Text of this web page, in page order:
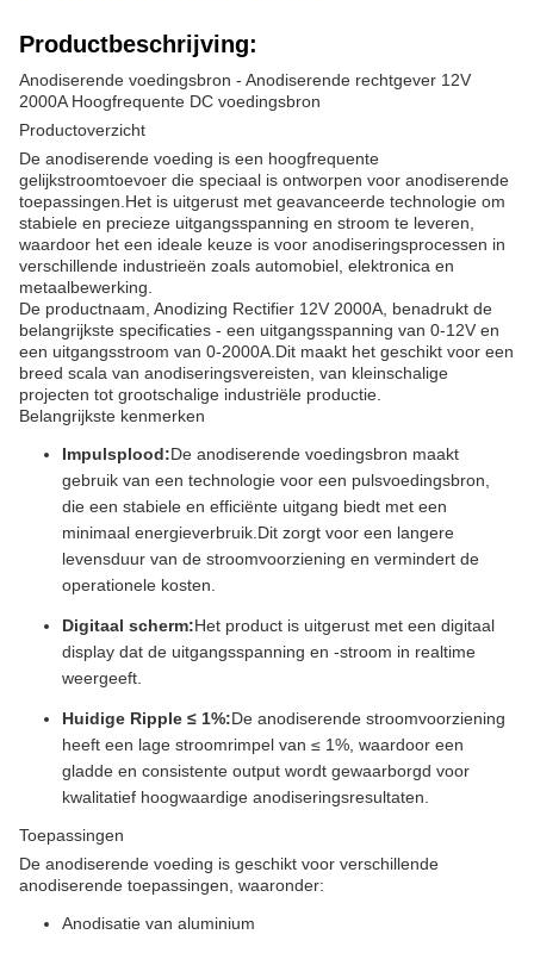
Productbeschrijving:
Anodiserende voedingsbron - Anodiserende rechtgever 12V
2000A Hoogfrequente DC voedingsbron
Productoverzicht
De anodiserende voeding is een hoogfrequente
gelijkstroomtoevoer die speciaal is ontworpen voor anodiserende
toepassingen.Het is uitgerust met geavanceerde technologie om
stabiele en precieze uitgangsspanning en stroom te leveren,
waardoor het een ideale keuze is voor anodiseringsprocessen in
verschillende industrieën zoals automobiel, elektronica en
metaalbewerking.
De productnaam, Anodizing Rectifier 12V 2000A, benadrukt de
belangrijkste specificaties - een uitgangsspanning van 0-12V en
een uitgangsstroom van 0-2000A.Dit maakt het geschikt voor een
breed scala van anodiseringsvereisten, van kleinschalige
projecten tot grootschalige industriële productie.
Belangrijkste kenmerken
Impulsplood:De anodiserende voedingsbron maakt
gebruik van een technologie voor een pulsvoedingsbron,
die een stabiele en efficiënte uitgang biedt met een
minimaal energieverbruik.Dit zorgt voor een langere
levensduur van de stroomvoorziening en vermindert de
operationele kosten.
Digitaal scherm:Het product is uitgerust met een digitaal
display dat de uitgangsspanning en -stroom in realtime
weergeeft.
Huidige Ripple ≤ 1%:De anodiserende stroomvoorziening
heeft een lage stroomrimpel van ≤ 1%, waardoor een
gladde en consistente output wordt gewaarborgd voor
kwalitatief hoogwaardige anodiseringsresultaten.
Toepassingen
De anodiserende voeding is geschikt voor verschillende
anodiserende toepassingen, waaronder:
Anodisatie van aluminium